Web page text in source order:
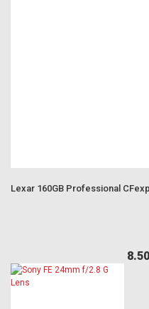
Lexar 160GB Professional